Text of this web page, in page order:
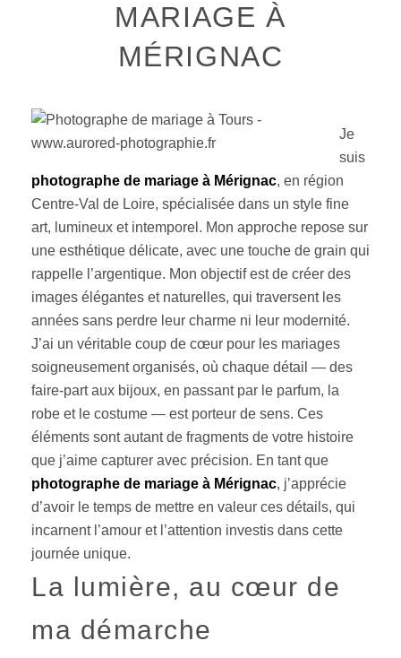
MARIAGE À
MÉRIGNAC
Je
suis
photographe de mariage à Mérignac, en région
Centre-Val de Loire, spécialisée dans un style fine
art, lumineux et intemporel. Mon approche repose sur
une esthétique délicate, avec une touche de grain qui
rappelle l’argentique. Mon objectif est de créer des
images élégantes et naturelles, qui traversent les
années sans perdre leur charme ni leur modernité.
J’ai un véritable coup de cœur pour les mariages
soigneusement organisés, où chaque détail — des
faire-part aux bijoux, en passant par le parfum, la
robe et le costume — est porteur de sens. Ces
éléments sont autant de fragments de votre histoire
que j’aime capturer avec précision. En tant que
photographe de mariage à Mérignac, j’apprécie
d’avoir le temps de mettre en valeur ces détails, qui
incarnent l’amour et l’attention investis dans cette
journée unique.
La lumière, au cœur de
ma démarche